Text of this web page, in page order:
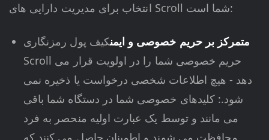
انتخاب برای مدیریت دارایی های Scroll شما است:
متمرکز بر حریم خصوصی و ایمنکیف پول رمزنگاری
Scroll حریم خصوصی شما را در اولویت قرار می
دهد - هیچ اطلاعات شخصی درخواست یا ذخیره نمی
شود.: کلیدهای خصوصی شما در دستگاه شما باقی
می مانند و توسط یک عبارت اولیه منحصر به فرد